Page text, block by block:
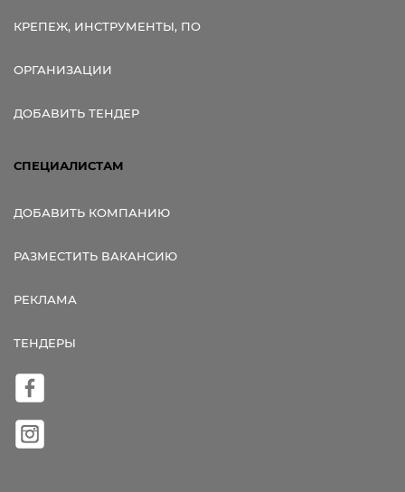
КРЕПЕЖ, ИНСТРУМЕНТЫ, ПО
ОРГАНИЗАЦИИ
ДОБАВИТЬ ТЕНДЕР
СПЕЦИАЛИСТАМ
ДОБАВИТЬ КОМПАНИЮ
РАЗМЕСТИТЬ ВАКАНСИЮ
РЕКЛАМА
ТЕНДЕРЫ